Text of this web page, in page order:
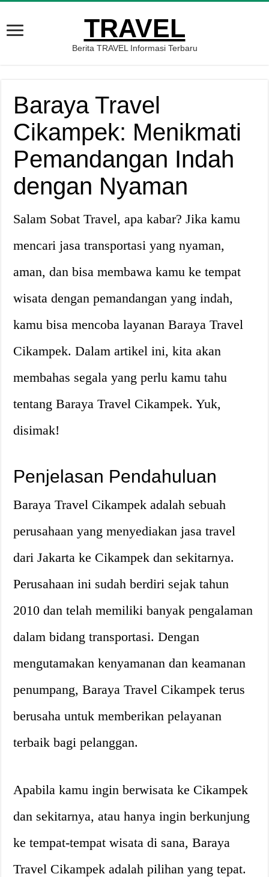
TRAVEL
Berita TRAVEL Informasi Terbaru
Baraya Travel
Cikampek: Menikmati
Pemandangan Indah
dengan Nyaman
Salam Sobat Travel, apa kabar? Jika kamu
mencari jasa transportasi yang nyaman,
aman, dan bisa membawa kamu ke tempat
wisata dengan pemandangan yang indah,
kamu bisa mencoba layanan Baraya Travel
Cikampek. Dalam artikel ini, kita akan
membahas segala yang perlu kamu tahu
tentang Baraya Travel Cikampek. Yuk,
disimak!
Penjelasan Pendahuluan
Baraya Travel Cikampek adalah sebuah
perusahaan yang menyediakan jasa travel
dari Jakarta ke Cikampek dan sekitarnya.
Perusahaan ini sudah berdiri sejak tahun
2010 dan telah memiliki banyak pengalaman
dalam bidang transportasi. Dengan
mengutamakan kenyamanan dan keamanan
penumpang, Baraya Travel Cikampek terus
berusaha untuk memberikan pelayanan
terbaik bagi pelanggan.
Apabila kamu ingin berwisata ke Cikampek
dan sekitarnya, atau hanya ingin berkunjung
ke tempat-tempat wisata di sana, Baraya
Travel Cikampek adalah pilihan yang tepat.